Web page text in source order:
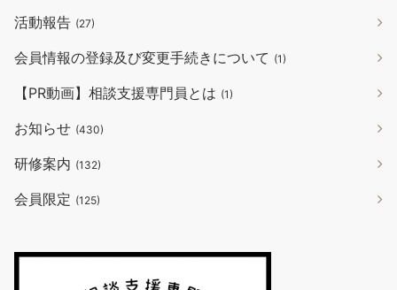
活動報告 (27)
会員情報の登録及び変更手続きについて (1)
【PR動画】相談支援専門員とは (1)
お知らせ (430)
研修案内 (132)
会員限定 (125)